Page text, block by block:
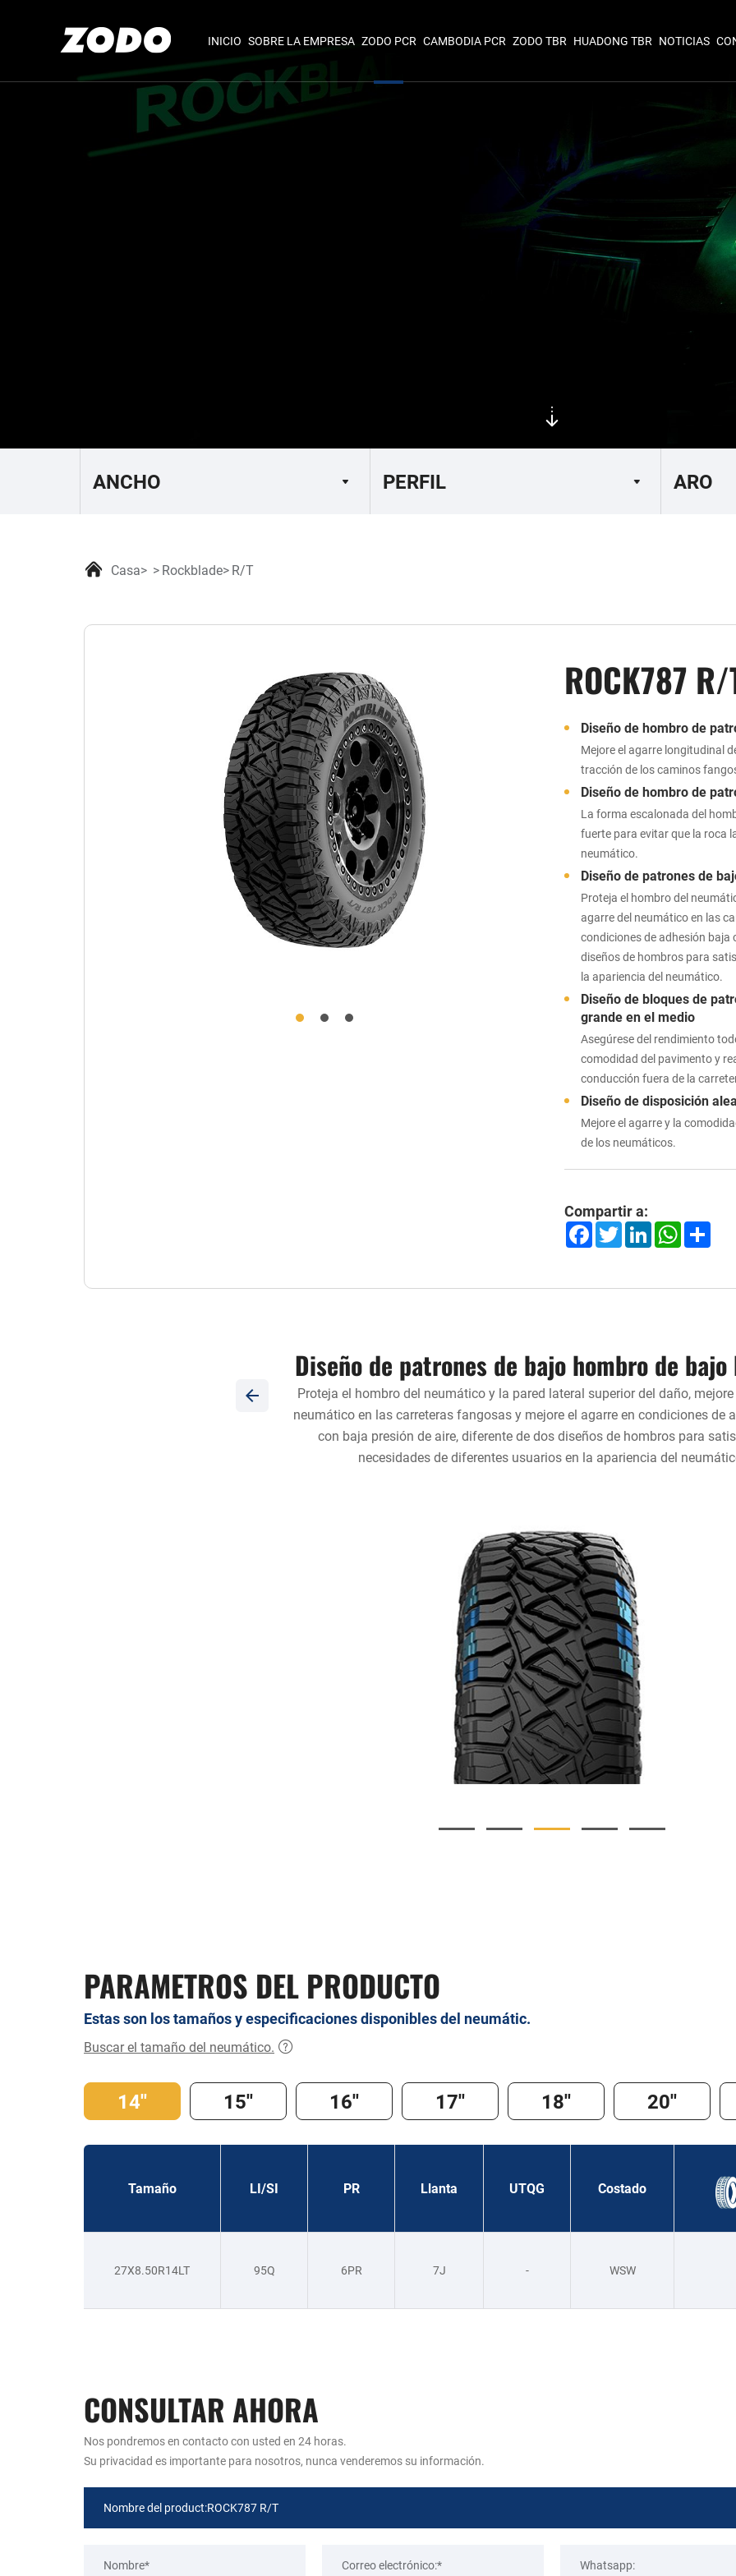
INICIO SOBRE LA EMPRESA ZODO PCR CAMBODIA PCR ZODO TBR HUADONG TBR NOTICIAS
Casa Rockblade R/T
ROCK787
Diseño de hombro de
Mejore el agarre longitudinal
tracción de los caminos
Diseño de hombro de
La forma escalonada del
fuerte para evitar que la roca
neumático.
Diseño de patrones de
Proteja el hombro del
agarre del neumático en las
condiciones de adhesión baja
diseños de hombros para
la apariencia del neumático.
Diseño de bloques de
grande en el medio
Asegúrese del rendimiento
comodidad del pavimento y
conducción fuera de la
Diseño de disposición
Mejore el agarre y la
de los neumáticos.
Compartir a:
Facebook
TwitterLinkedInWhatsApp
Diseño de patrones de bajo hombro de
Proteja el hombro del neumático y la pared lateral superior del daño,
neumático en las carreteras fangosas y mejore el agarre en condiciones de
con baja presión de aire, diferente de dos diseños de hombros para
necesidades de diferentes usuarios en la apariencia del
PARAMETROS DEL PRODUCTO
Estas son los tamaños y especificaciones disponibles del neumátic.
Buscar el tamaño del neumático.
14'' 15'' 16'' 17'' 18'' 20''
Tamaño LI/SI PR Llanta UTQG Costado
27X8.50R14LT 95Q 6PR 7J - WSW
CONSULTAR AHORA
Nos pondremos en contacto con usted en 24 horas.
Su privacidad es importante para nosotros, nunca venderemos su información.